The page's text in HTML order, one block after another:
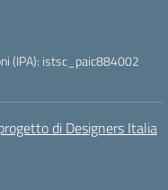
(IPA): istsc_paic884002
di Designers Italia